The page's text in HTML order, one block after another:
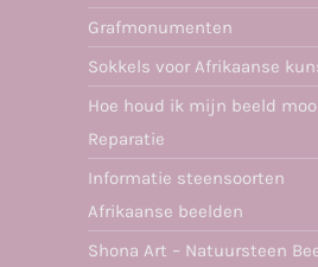
Grafmonumenten
Sokkels voor Afrikaanse
Hoe houd ik mijn beeld
Reparatie
Informatie steensoorten
Afrikaanse beelden
Shona Art – Natuursteen